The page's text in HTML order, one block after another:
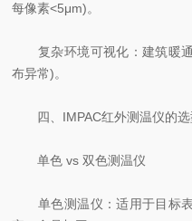
每像素<5μm)。
复杂环境可视化：建筑暖通
布异常)。
四、IMPAC红外测温仪的选
单色 vs 双色测温仪
单色测温仪：适用于目标表